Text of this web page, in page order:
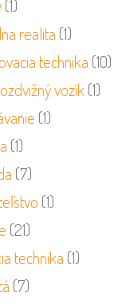
(1)
realita (1)
technika (10)
vozík (1)
(1)
(1)
(7)
(1)
(21)
technika (1)
(7)